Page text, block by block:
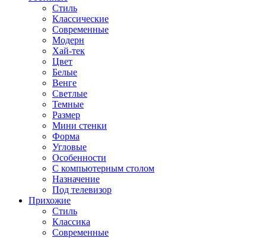
Стиль
Классические
Современные
Модерн
Хай-тек
Цвет
Белые
Венге
Светлые
Темные
Размер
Мини стенки
Форма
Угловые
Особенности
С компьютерным столом
Назначение
Под телевизор
Прихожие
Стиль
Классика
Современные